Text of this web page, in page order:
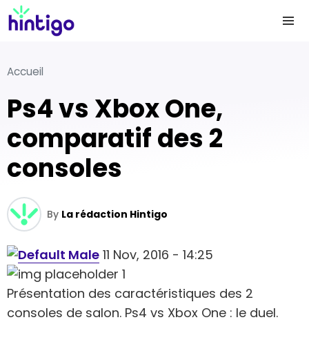
Accueil
Ps4 vs Xbox One,
comparatif des 2
consoles
By La rédaction Hintigo
11 Nov, 2016 - 14:25
Présentation des caractéristiques des 2
consoles de salon. Ps4 vs Xbox One : le duel.